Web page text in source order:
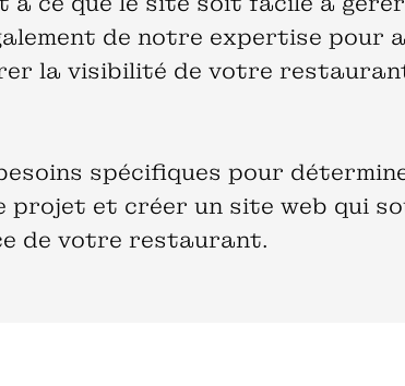
de notre expertise pour
la visibilité de votre
spécifiques pour
projet et créer un site web qui
de votre restaurant.